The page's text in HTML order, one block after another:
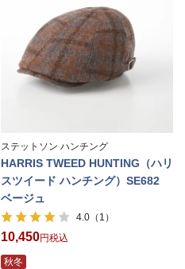
ステットソン ハンチング
HARRIS TWEED HUNTING（ハリ
スツイード ハンチング）SE682
ベージュ
4.0 （1）
10,450 税込
秋冬